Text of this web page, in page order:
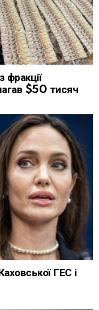
фракції
$50 тисяч
ГЕС і